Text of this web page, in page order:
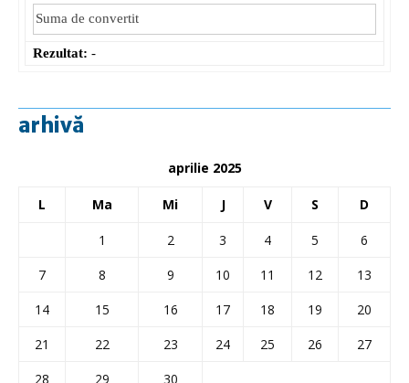
Rezultat: -
arhivă
aprilie 2025
L Ma Mi J V S D
1 2 3 4 5
6
7
8 9 10 11 12
13
14
15 16 17 18 19
20
21
22 23 24 25 26
27
28
29 30